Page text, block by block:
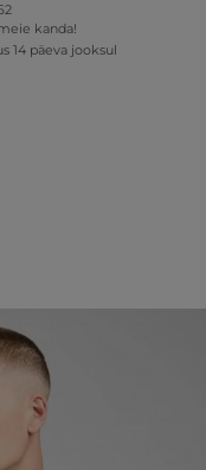
kanda!
14 päeva jooksul